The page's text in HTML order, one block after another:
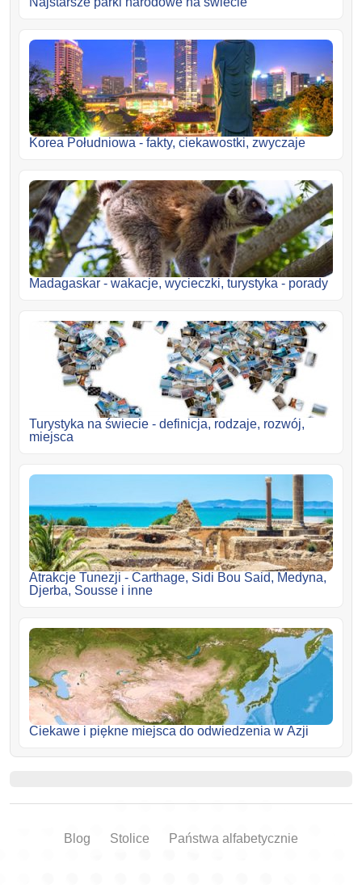
Korea Południowa - fakty, ciekawostki, zwyczaje
Madagaskar - wakacje, wycieczki, turystyka - porady
Turystyka na świecie - definicja, rodzaje, rozwój,
miejsca
Atrakcje Tunezji - Carthage, Sidi Bou Said, Medyna,
Djerba, Sousse i inne
Ciekawe i piękne miejsca do odwiedzenia w Azji
Blog Stolice Państwa alfabetycznie